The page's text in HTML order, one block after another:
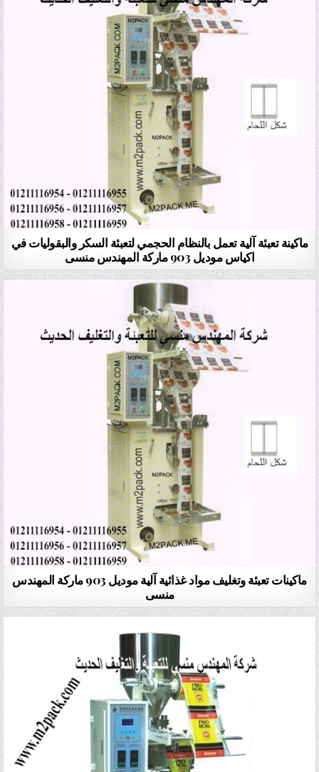
ماكينة تعبئة آلية تعمل بالنظام الحجمي لتعبئة السكر والبقوليات في
اكياس موديل 903 ماركة المهندس منسى
ماكينات تعبئة وتغليف مواد غذائية آلية موديل 903 ماركة المهندس
منسى